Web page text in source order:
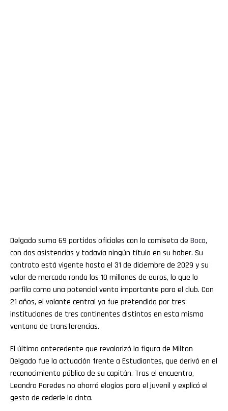
Delgado suma 69 partidos oficiales con la camiseta de Boca,
con dos asistencias y todavía ningún título en su haber. Su
contrato está vigente hasta el 31 de diciembre de 2029 y su
valor de mercado ronda los 10 millones de euros, lo que lo
perfila como una potencial venta importante para el club. Con
21 años, el volante central ya fue pretendido por tres
instituciones de tres continentes distintos en esta misma
ventana de transferencias.
El último antecedente que revalorizó la figura de Milton
Delgado fue la actuación frente a Estudiantes, que derivó en el
reconocimiento público de su capitán. Tras el encuentro,
Leandro Paredes no ahorró elogios para el juvenil y explicó el
gesto de cederle la cinta.